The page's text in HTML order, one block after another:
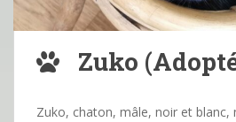
Zuko
Zuko, chaton, mâle, noir et blanc,